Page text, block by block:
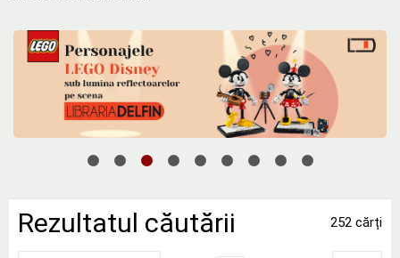
Rezultatul căutării 252 cărți